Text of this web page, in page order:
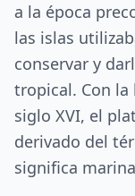
a la época
las islas
conservar y
tropical. Con la
siglo XVI, el
derivado del
significa